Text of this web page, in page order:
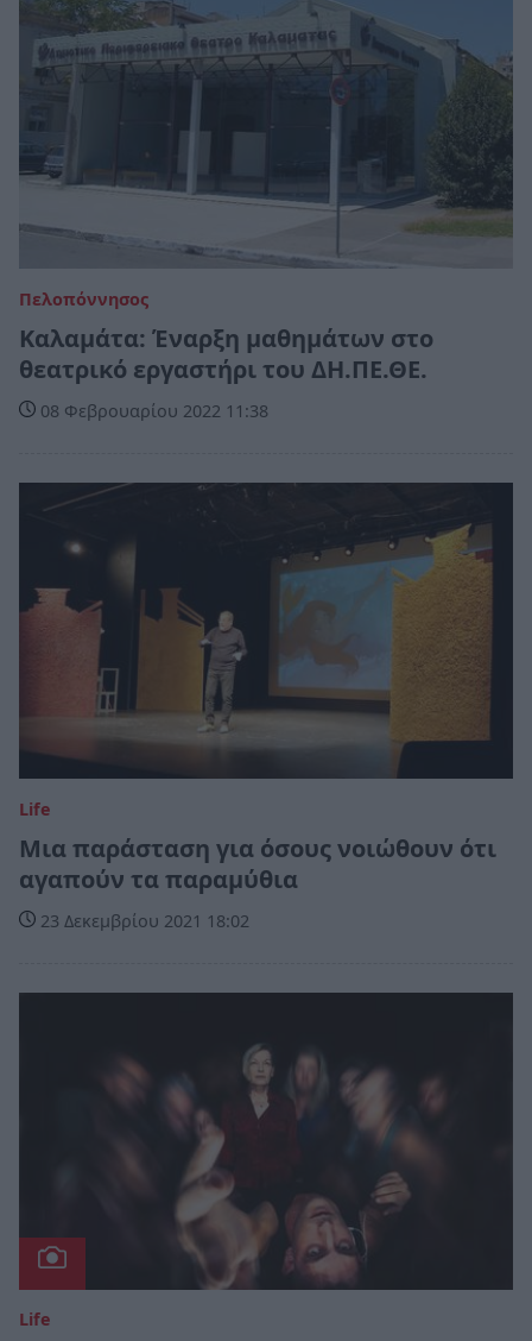
Πελοπόννησος
Καλαμάτα: Έναρξη μαθημάτων στο
θεατρικό εργαστήρι του ΔΗ.ΠΕ.ΘΕ.
08 Φεβρουαρίου 2022 11:38
Life
Μια παράσταση για όσους νοιώθουν ότι
αγαπούν τα παραμύθια
23 Δεκεμβρίου 2021 18:02
Life